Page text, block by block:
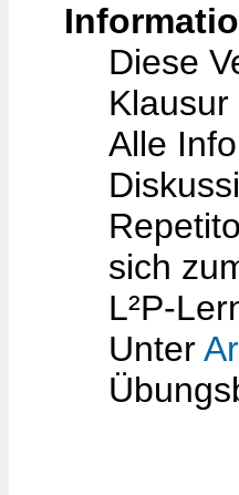
Diese
Alle
sich
L²P-
Unter